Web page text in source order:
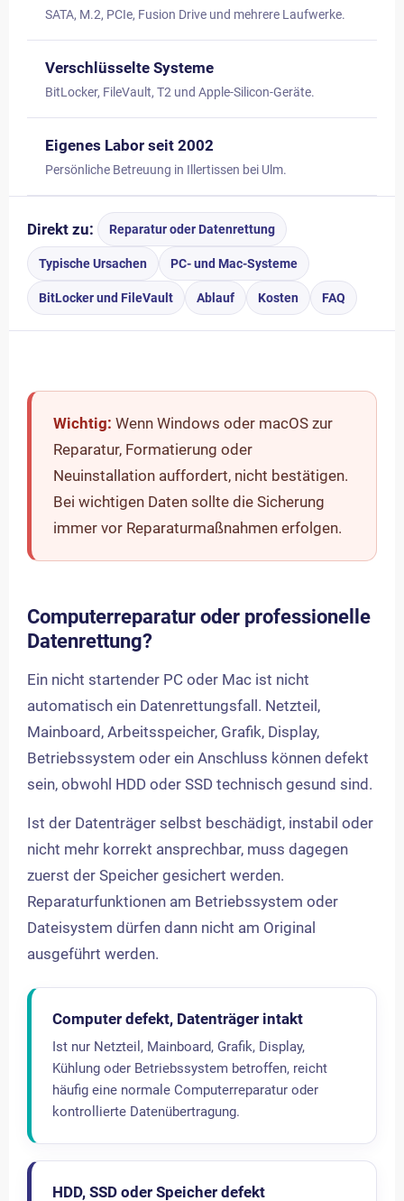
SATA, M.2, PCIe, Fusion Drive und mehrere Laufwerke.
Verschlüsselte Systeme
BitLocker, FileVault, T2 und Apple-Silicon-Geräte.
Eigenes Labor seit 2002
Persönliche Betreuung in Illertissen bei Ulm.
Direkt zu: Reparatur oder Datenrettung
Typische Ursachen PC- und Mac-Systeme
BitLocker und FileVault Ablauf Kosten FAQ
Wichtig: Wenn Windows oder macOS zur
Reparatur, Formatierung oder
Neuinstallation auffordert, nicht bestätigen.
Bei wichtigen Daten sollte die Sicherung
immer vor Reparaturmaßnahmen erfolgen.
Computerreparatur oder professionelle
Datenrettung?
Ein nicht startender PC oder Mac ist nicht
automatisch ein Datenrettungsfall. Netzteil,
Mainboard, Arbeitsspeicher, Grafik, Display,
Betriebssystem oder ein Anschluss können defekt
sein, obwohl HDD oder SSD technisch gesund sind.
Ist der Datenträger selbst beschädigt, instabil oder
nicht mehr korrekt ansprechbar, muss dagegen
zuerst der Speicher gesichert werden.
Reparaturfunktionen am Betriebssystem oder
Dateisystem dürfen dann nicht am Original
ausgeführt werden.
Computer defekt, Datenträger intakt
Ist nur Netzteil, Mainboard, Grafik, Display,
Kühlung oder Betriebssystem betroffen, reicht
häufig eine normale Computerreparatur oder
kontrollierte Datenübertragung.
HDD, SSD oder Speicher defekt